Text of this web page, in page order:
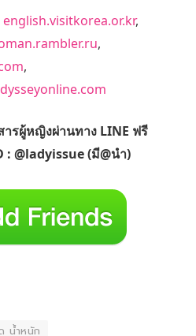
english.visitkorea.or.kr,
,
,
รผู้หญิงผ่านทาง LINE ฟรี
@ladyissue (มี@นำ)
น้ำหนัก